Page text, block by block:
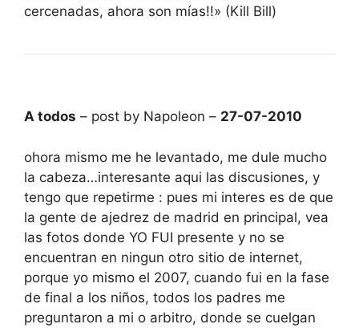
cercenadas, ahora son mías!!» (Kill Bill)
A todos – post by Napoleon – 27-07-2010
ohora mismo me he levantado, me dule mucho
la cabeza…interesante aqui las discusiones, y
tengo que repetirme : pues mi interes es de que
la gente de ajedrez de madrid en principal, vea
las fotos donde YO FUI presente y no se
encuentran en ningun otro sitio de internet,
porque yo mismo el 2007, cuando fui en la fase
de final a los niños, todos los padres me
preguntaron a mi o arbitro, donde se cuelgan